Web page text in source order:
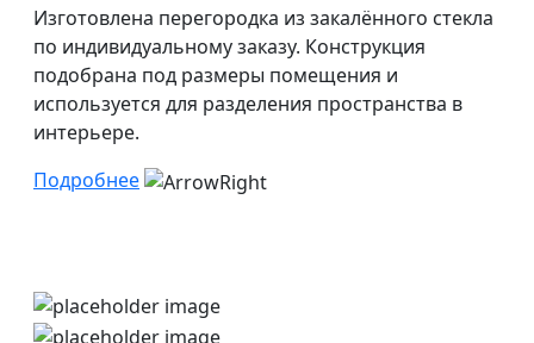
Изготовлена перегородка из закалённого стекла
по индивидуальному заказу. Конструкция
подобрана под размеры помещения и
используется для разделения пространства в
интерьере.
Подробнее